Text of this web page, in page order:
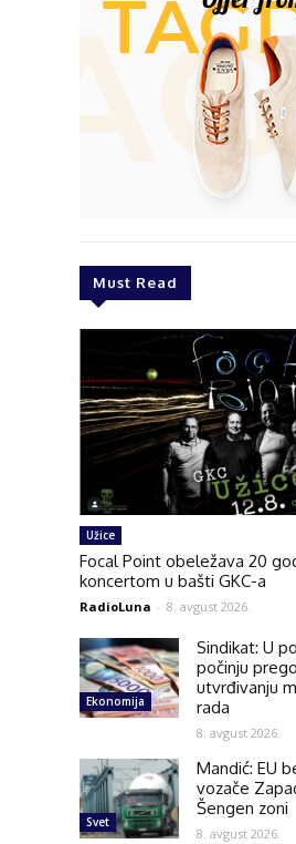
Must Read
Užice
Focal Point obeležava 20
koncertom u bašti GKC-a
RadioLuna - 8. avgust 2026.
Ekonomija
Sindikat: U
počinju
utvrđivanju
rada
8. avgust 2026.
Svet
Mandić: EU
vozače
Šengen zoni
8. avgust 2026.